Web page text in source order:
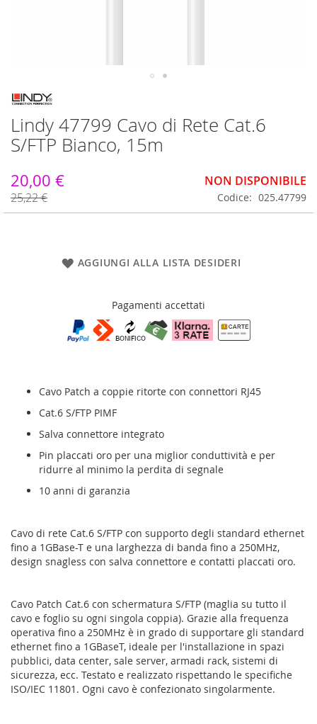
Vai
all'inizio
della
galleria
di
Lindy 47799 Cavo di Rete Cat.6
S/FTP Bianco, 15m
20,00 €
25,22 €
NON DISPONIBILE
Codice 025.47799
AGGIUNGI ALLA LISTA DESIDERI
Pagamenti accettati
Cavo Patch a coppie ritorte con connettori RJ45
Cat.6 S/FTP PIMF
Salva connettore integrato
Pin placcati oro per una miglior conduttività e per
ridurre al minimo la perdita di segnale
10 anni di garanzia
Cavo di rete Cat.6 S/FTP con supporto degli standard ethernet
fino a 1GBase-T e una larghezza di banda fino a 250MHz,
design snagless con salva connettore e contatti placcati oro.
Cavo Patch Cat.6 con schermatura S/FTP (maglia su tutto il
cavo e foglio su ogni singola coppia). Grazie alla frequenza
operativa fino a 250MHz è in grado di supportare gli standard
ethernet fino a 1GBaseT, ideale per l'installazione in spazi
pubblici, data center, sale server, armadi rack, sistemi di
sicurezza, ecc. Testato e realizzato rispettando le specifiche
ISO/IEC 11801. Ogni cavo è confezionato singolarmente.